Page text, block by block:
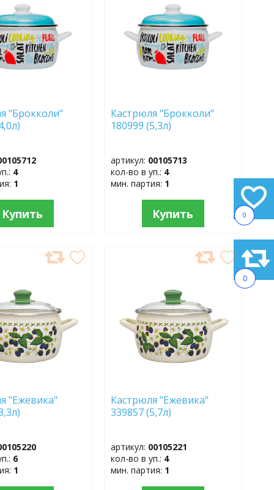
0
0
"Брокколи"
4
1
Купить
Кастрюля "Брокколи"
180999 (5,3л)
артикул: 00105713
кол-во в уп.: 4
мин. партия: 1
Купить
"Ежевика"
6
1
Кастрюля "Ежевика"
339857 (5,7л)
артикул: 00105221
кол-во в уп.: 4
мин. партия: 1